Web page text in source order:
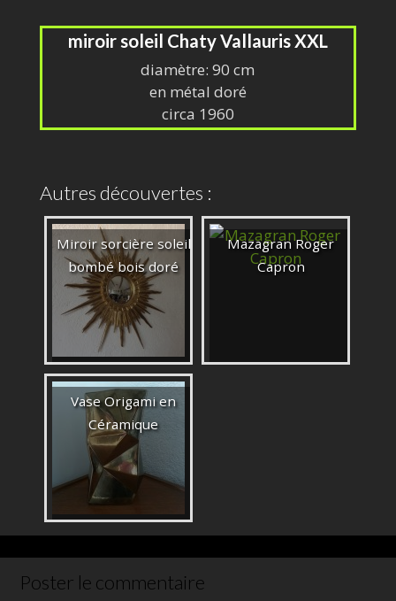
miroir soleil Chaty Vallauris XXL
diamètre: 90 cm
en métal doré
circa 1960
Autres découvertes :
Miroir sorcière soleil
bombé bois doré
Mazagran Roger
Capron
Vase Origami en
Céramique
Poster le commentaire